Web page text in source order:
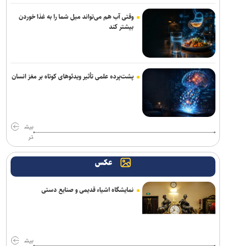
وقتی آب هم می‌تواند میل شما را به غذا خوردن
بیشتر کند
پشت‌پرده علمی تأثیر ویدئو‌های کوتاه بر مغز انسان
بیش
تر
عکس
نمایشگاه اشیاء قدیمی و صنایع دستی
بیش